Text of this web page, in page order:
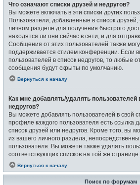
Что означают списки друзей и недругов?
Вы можете включать в эти списки других
Пользователи, добавленные в список
личном разделе для получения быстрого
находятся ли они сейчас в сети, и для
Сообщения от этих пользователей также
поддерживается стилем конференции. Если
пользователей в список недругов, то любые
сообщения будут скрыты по умолчанию.
Вернуться к началу
Как мне добавлять/удалять пользователей
недругов?
Вы можете добавлять пользователей в свой
профиле каждого пользователя есть ссылка
список друзей или недругов. Кроме того, вы
из вашего личного раздела,
пользователя. Вы можете также удалять
соответствующих списков на той же странице.
Вернуться к началу
Поиск по форумам